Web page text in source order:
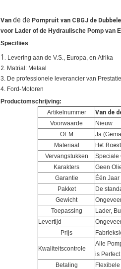
Van de de Pompruit van CBGJ de
voor Lader of de Hydraulische Pomp van
Specifiies
1. Levering aan de V.S., Europa, en Afrika
2. Matrial: Metaal
3. De professionele leverancier van
4. Ford-Motoren
Productomschrijving:
Artikelnummer
Van de
Voorwaarde
Nieuw
OEM
Ja
Materiaal
Het
Vervangstukken
Speciale
Karakters
Geen
Garantie
Één Jaar
Pakket
De
Gewicht
Toepassing
Lader,
Levertijd
Prijs
Kwaliteitscontrole
Alle
is
Betaling